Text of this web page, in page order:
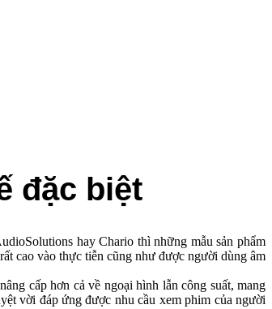
đặc biệt
hay Chario thì những mẫu sản phẩm
cao vào thực tiễn cũng như được người dùng âm
cấp hơn cả về ngoại hình lẫn công suất, mang
vời đáp ứng được nhu cầu xem phim của người